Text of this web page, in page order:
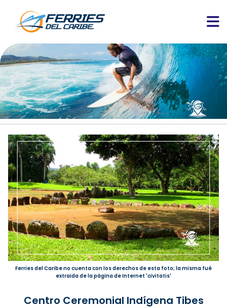
Ferries del Caribe no cuenta con los derechos de esta foto; la misma fué
extraida de la página de Internet 'civitatis'
Centro Ceremonial Indígena Tibes